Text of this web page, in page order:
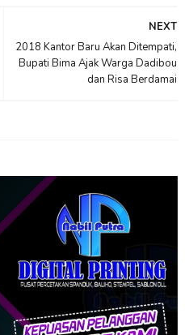
NEXT
2018 Kantor Baru Akan Ditempati,
Bupati Bima Ajak Warga Dadibou
dan Risa Berdamai